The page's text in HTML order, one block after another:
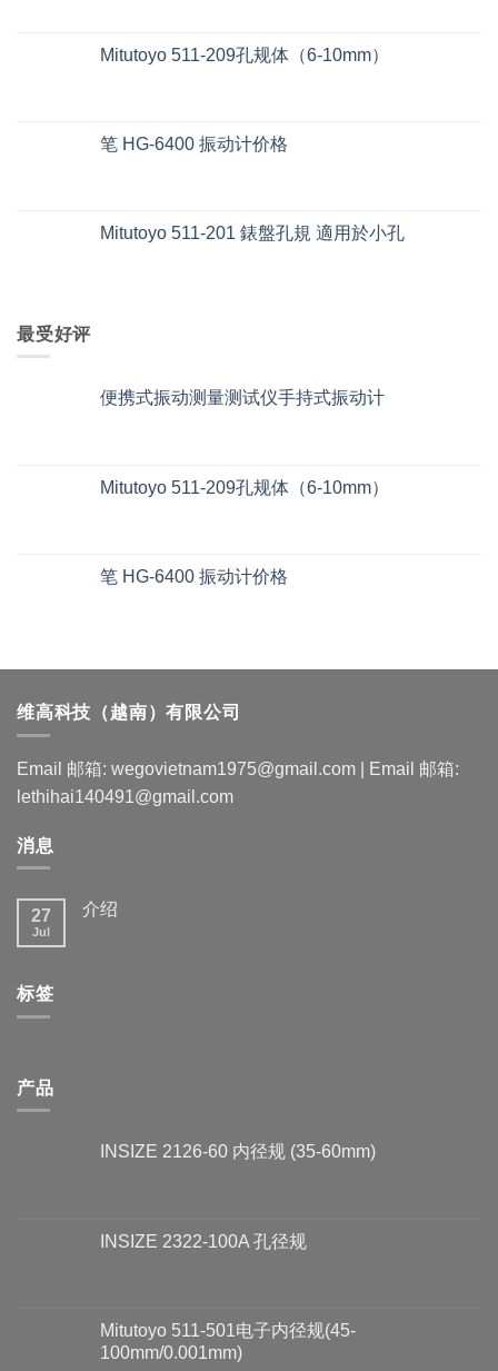
Mitutoyo 511-209孔规体（6-10mm）
笔 HG-6400 振动计价格
Mitutoyo 511-201 錶盤孔規 適用於小孔
最受好评
便携式振动测量测试仪手持式振动计
Mitutoyo 511-209孔规体（6-10mm）
笔 HG-6400 振动计价格
维高科技（越南）有限公司
Email 邮箱: wegovietnam1975@gmail.com | Email 邮箱:
lethihai140491@gmail.com
消息
27
Jul
介绍
标签
产品
INSIZE 2126-60 内径规 (35-60mm)
INSIZE 2322-100A 孔径规
Mitutoyo 511-501电子内径规(45-
100mm/0.001mm)